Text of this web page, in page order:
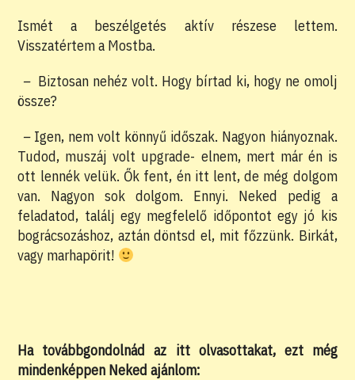
Ismét a beszélgetés aktív részese lettem.
Visszatértem a Mostba.
– Biztosan nehéz volt. Hogy bírtad ki, hogy ne omolj
össze?
– Igen, nem volt könnyű időszak. Nagyon hiányoznak.
Tudod, muszáj volt upgrade- elnem, mert már én is
ott lennék velük. Ők fent, én itt lent, de még dolgom
van. Nagyon sok dolgom. Ennyi. Neked pedig a
feladatod, találj egy megfelelő időpontot egy jó kis
bográcsozáshoz, aztán döntsd el, mit főzzünk. Birkát,
vagy marhapörit!
Ha továbbgondolnád az itt olvasottakat, ezt még
mindenképpen Neked ajánlom: